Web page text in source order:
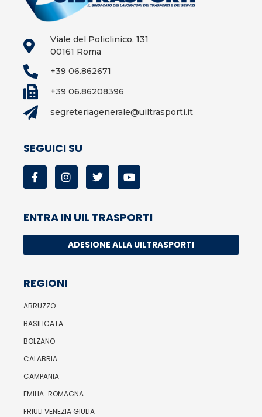
Viale del Policlinico, 131
00161 Roma
+39 06.862671
+39 06.86208396
segreteriagenerale@uiltrasporti.it
SEGUICI SU
ENTRA IN UIL TRASPORTI
ADESIONE ALLA UILTRASPORTI
REGIONI
ABRUZZO
BASILICATA
BOLZANO
CALABRIA
CAMPANIA
EMILIA-ROMAGNA
FRIULI VENEZIA GIULIA